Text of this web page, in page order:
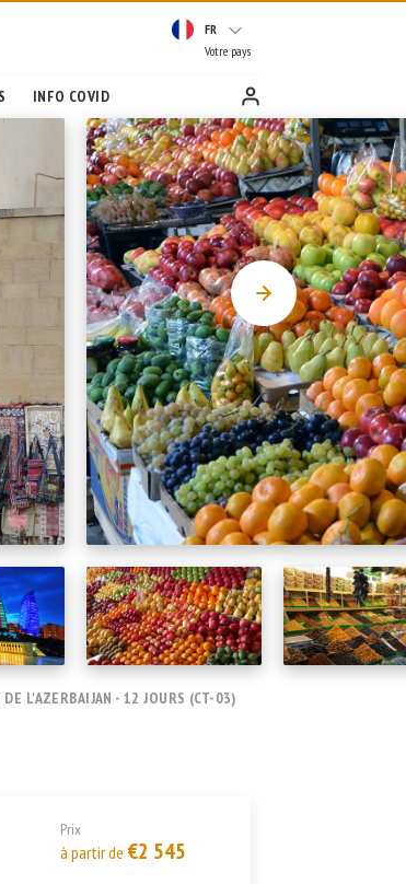
FR
Votre pays
INFO COVID
L'AZERBAIJAN - 12 JOURS (CT-03)
Prix
à partir de €2 545